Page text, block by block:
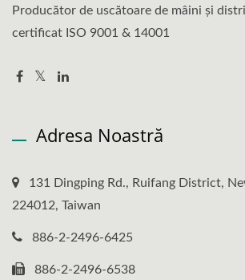
Producător de uscătoare de mâini și
certificat ISO 9001 & 14001
Adresa Noastră
131 Dingping Rd., Ruifang District,
224012, Taiwan
886-2-2496-6425
886-2-2496-6538